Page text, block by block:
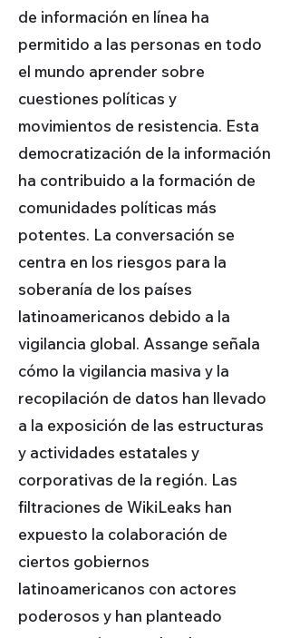
de información en línea ha
permitido a las personas en todo
el mundo aprender sobre
cuestiones políticas y
movimientos de resistencia. Esta
democratización de la información
ha contribuido a la formación de
comunidades políticas más
potentes. La conversación se
centra en los riesgos para la
soberanía de los países
latinoamericanos debido a la
vigilancia global. Assange señala
cómo la vigilancia masiva y la
recopilación de datos han llevado
a la exposición de las estructuras
y actividades estatales y
corporativas de la región. Las
filtraciones de WikiLeaks han
expuesto la colaboración de
ciertos gobiernos
latinoamericanos con actores
poderosos y han planteado